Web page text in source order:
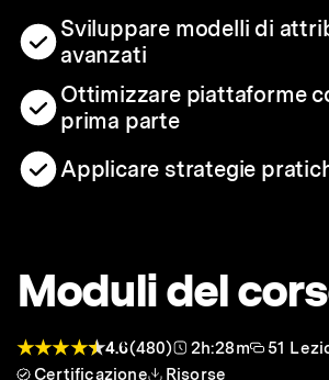
Sviluppare modelli di
avanzati
Ottimizzare piattaforme
prima parte
Applicare strategie
Moduli del
4.6(480) 2h:28m
51
Certificazione
Risorse